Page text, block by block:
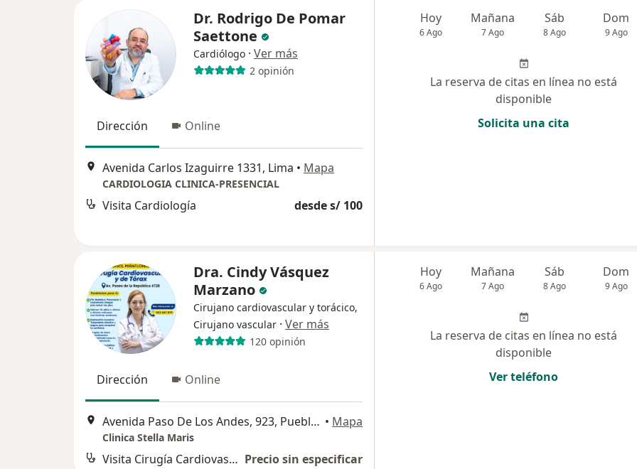
Dr. Rodrigo De Pomar
Saettone
Cardiólogo · Ver más
2 opinión
Dirección Online
Avenida Carlos Izaguirre 1331, Lima • Mapa
CARDIOLOGIA CLINICA-PRESENCIAL
Visita Cardiología desde s/ 100
Hoy
6 Ago
Mañana
7 Ago
Sáb
8 Ago
Dom
9 Ago
La reserva de citas en línea no está
disponible
Solicita una cita
Dra. Cindy Vásquez
Marzano
Cirujano cardiovascular y torácico,
Cirujano vascular · Ver más
120 opinión
Dirección Online
Avenida Paso De Los Andes, 923, Pueblo Libre • Mapa
Clinica Stella Maris
Visita Cirugía Cardiovascular y Torácica Precio sin especificar
Hoy
6 Ago
Mañana
7 Ago
Sáb
8 Ago
Dom
9 Ago
La reserva de citas en línea no está
disponible
Ver teléfono